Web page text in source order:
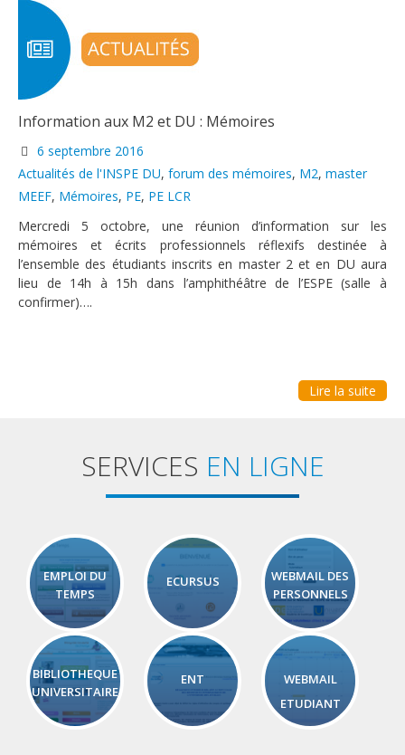
Information aux M2 et DU : Mémoires
6 septembre 2016
Catégories
Actualités de l'INSPE Étiquettes
DU, forum des mémoires, M2, master
MEEF, Mémoires, PE, PE LCR
Mercredi 5 octobre, une réunion d’information sur les
mémoires et écrits professionnels réflexifs destinée à
l’ensemble des étudiants inscrits en master 2 et en DU aura
lieu de 14h à 15h dans l’amphithéâtre de l’ESPE (salle à
confirmer)….
Lire la suite
SERVICES EN LIGNE
EMPLOI DU
TEMPS
ECURSUS
WEBMAIL DES
PERSONNELS
BIBLIOTHEQUE
UNIVERSITAIRE
ENT
WEBMAIL
ETUDIANT